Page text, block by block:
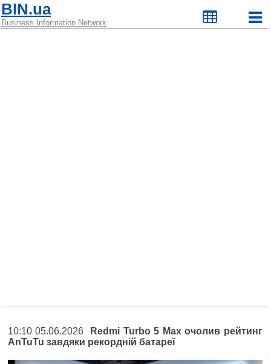
BIN.ua
Business Information Network
10:10 05.06.2026
Redmi Turbo 5 Max очолив рейтинг
AnTuTu завдяки рекордній батареї